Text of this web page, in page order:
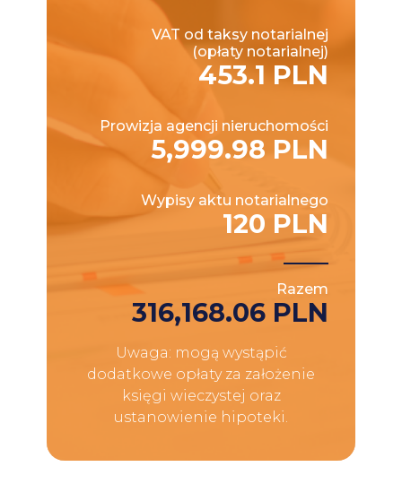
VAT od taksy notarialnej
(opłaty notarialnej)
453.1 PLN
Prowizja agencji nieruchomości
5,999.98 PLN
Wypisy aktu notarialnego
120 PLN
Razem
316,168.06 PLN
Uwaga: mogą wystąpić
dodatkowe opłaty za założenie
księgi wieczystej oraz
ustanowienie hipoteki.